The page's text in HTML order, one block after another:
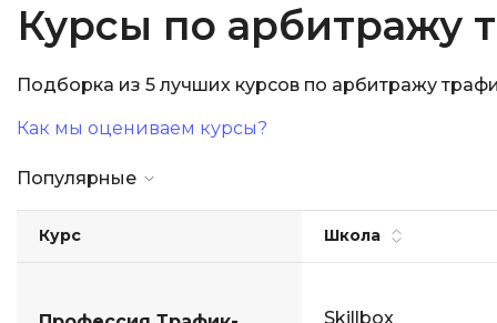
Курсы по арбитражу
Подборка из 5 лучших курсов по арбитражу
Как мы оцениваем курсы?
Популярные
Курс Школа
Skillbox
Маркетинг
Аналитика
Иностранные языки